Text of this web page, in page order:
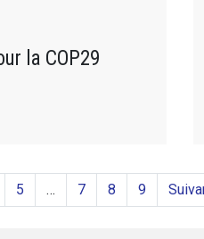
la COP29
5 … 7 8 9